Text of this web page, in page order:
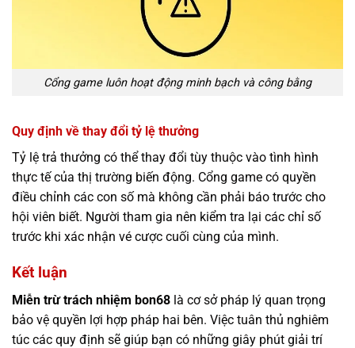
Cổng game luôn hoạt động minh bạch và công bằng
Quy định về thay đổi tỷ lệ thưởng
Tỷ lệ trả thưởng có thể thay đổi tùy thuộc vào tình hình
thực tế của thị trường biến động. Cổng game có quyền
điều chỉnh các con số mà không cần phải báo trước cho
hội viên biết. Người tham gia nên kiểm tra lại các chỉ số
trước khi xác nhận vé cược cuối cùng của mình.
Kết luận
Miễn trừ trách nhiệm bon68 là cơ sở pháp lý quan trọng
bảo vệ quyền lợi hợp pháp hai bên. Việc tuân thủ nghiêm
túc các quy định sẽ giúp bạn có những giây phút giải trí